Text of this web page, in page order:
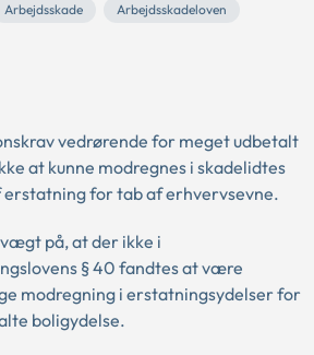
Arbejdsskade
Arbejdsskadeloven
vedrørende for meget udbetalt
at kunne modregnes i skadelidtes
erstatning for tab af erhvervsevne.
på, at der ikke i
§ 40 fandtes at være
modregning i erstatningsydelser for
boligydelse.